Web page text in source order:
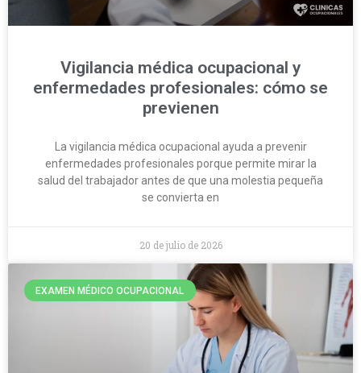
Vigilancia médica ocupacional y
enfermedades profesionales: cómo se
previenen
La vigilancia médica ocupacional ayuda a prevenir
enfermedades profesionales porque permite mirar la
salud del trabajador antes de que una molestia pequeña
se convierta en
20 de julio de 2026
EXAMEN MÉDICO OCUPACIONAL